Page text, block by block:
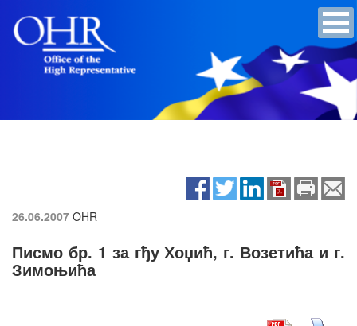
26.06.2007 OHR
Писмо бр. 1 за гђу Хоџић, г. Возетића и г.
Зимоњића